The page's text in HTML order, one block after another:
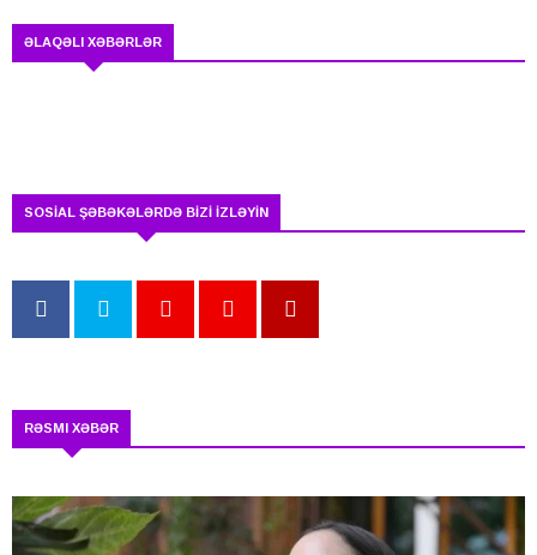
ƏLAQƏLI XƏBƏRLƏR
SOSİAL ŞƏBƏKƏLƏRDƏ BİZİ İZLƏYİN
RƏSMI XƏBƏR